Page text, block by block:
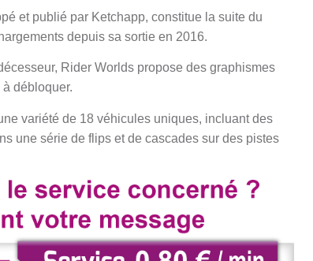
et publié par Ketchapp, constitue la suite du
depuis sa sortie en 2016.
Rider Worlds propose des graphismes
débloquer.
variété de 18 véhicules uniques, incluant des
une série de flips et de cascades sur des pistes